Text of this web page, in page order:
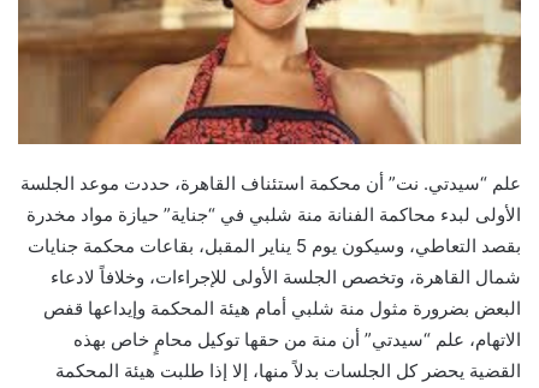
علم “سيدتي. نت” أن محكمة استئناف القاهرة، حددت موعد الجلسة
الأولى لبدء محاكمة الفنانة منة شلبي في “جناية” حيازة مواد مخدرة
بقصد التعاطي، وسيكون يوم 5 يناير المقبل، بقاعات محكمة جنايات
شمال القاهرة، وتخصص الجلسة الأولى للإجراءات، وخلافاً لادعاء
البعض بضرورة مثول منة شلبي أمام هيئة المحكمة وإيداعها قفص
الاتهام، علم “سيدتي” أن منة من حقها توكيل محامٍ خاص بهذه
القضية يحضر كل الجلسات بدلاً منها، إلا إذا طلبت هيئة المحكمة